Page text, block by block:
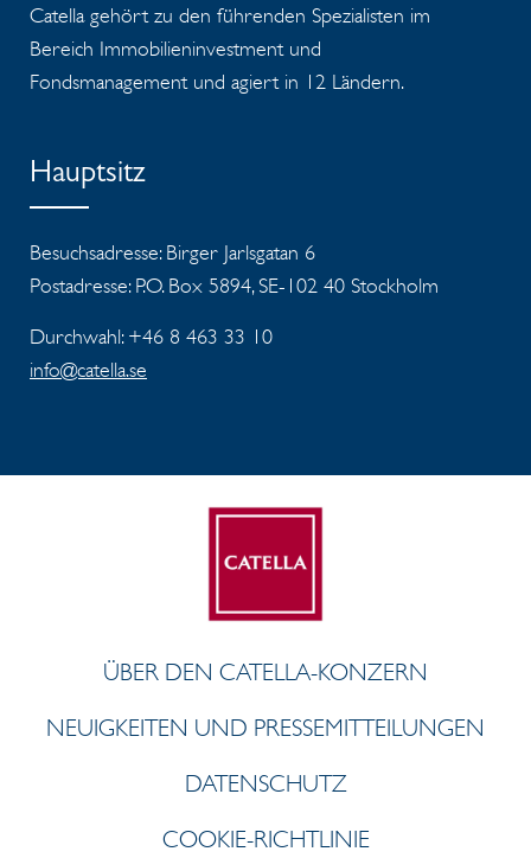
Catella gehört zu den führenden Spezialisten im
Bereich Immobilieninvestment und
Fondsmanagement und agiert in 12 Ländern.
Hauptsitz
Besuchsadresse: Birger Jarlsgatan 6
Postadresse: P.O. Box 5894, SE-102 40 Stockholm
Durchwahl: +46 8 463 33 10
info@catella.se
ÜBER DEN CATELLA-KONZERN
NEUIGKEITEN UND PRESSEMITTEILUNGEN
DATENSCHUTZ
COOKIE-RICHTLINIE